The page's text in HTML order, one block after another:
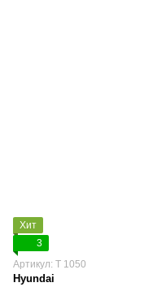
Хит
3
Артикул: T 1050
Hyundai